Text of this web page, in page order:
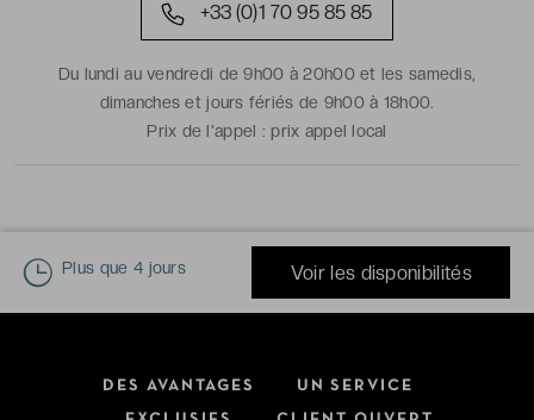
+33 (0)1 70 95 85 85
Du lundi au vendredi de 9h00 à 20h00 et les samedis,
dimanches et jours fériés de 9h00 à 18h00.
Prix de l'appel :prix appel local
Plus que 4 jours Voir les disponibilités
DES AVANTAGES UN SERVICE